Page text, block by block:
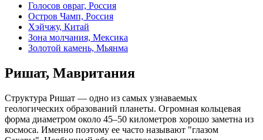
Голосов овраг, Россия
Остров Чамп, Россия
Хэйчжу, Китай
Зона молчания, Мексика
Золотой камень, Мьянма
Ришат, Мавритания
Структура Ришат — одно из самых узнаваемых
геологических образований планеты. Огромная кольцевая
форма диаметром около 45–50 километров хорошо заметна из
космоса. Именно поэтому ее часто называют "глазом